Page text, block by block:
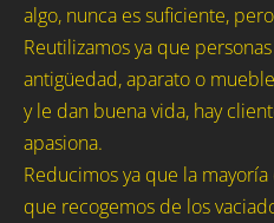
algo, nunca es suficiente,
Reutilizamos ya que
antigüedad, aparato o
y le dan buena vida, hay
apasiona.
Reducimos ya que la
que recogemos de los